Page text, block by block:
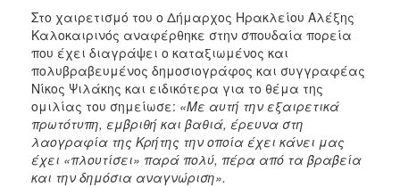
Στο χαιρετισμό του ο Δήμαρχος Ηρακλείου Αλέξης
Καλοκαιρινός αναφέρθηκε στην σπουδαία πορεία
που έχει διαγράψει ο καταξιωμένος και
πολυβραβευμένος δημοσιογράφος και συγγραφέας
Νίκος Ψιλάκης και ειδικότερα για το θέμα της
ομιλίας του σημείωσε: «Με αυτή την εξαιρετικά
πρωτότυπη, εμβριθή και βαθιά, έρευνα στη
λαογραφία της Κρήτης την οποία έχει κάνει μας
έχει «πλουτίσει» παρά πολύ, πέρα από τα βραβεία
και την δημόσια αναγνώριση».